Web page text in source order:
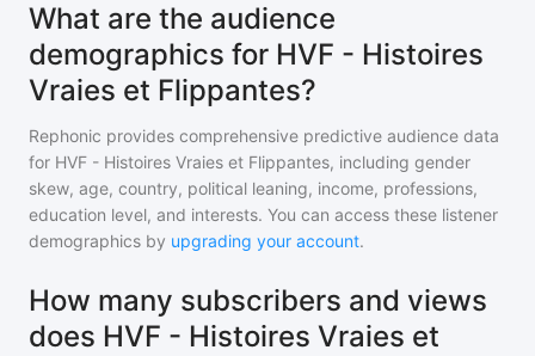
What are the audience
demographics for HVF - Histoires
Vraies et Flippantes?
Rephonic provides comprehensive predictive audience data
for HVF - Histoires Vraies et Flippantes, including gender
skew, age, country, political leaning, income, professions,
education level, and interests. You can access these listener
demographics by upgrading your account.
How many subscribers and views
does HVF - Histoires Vraies et